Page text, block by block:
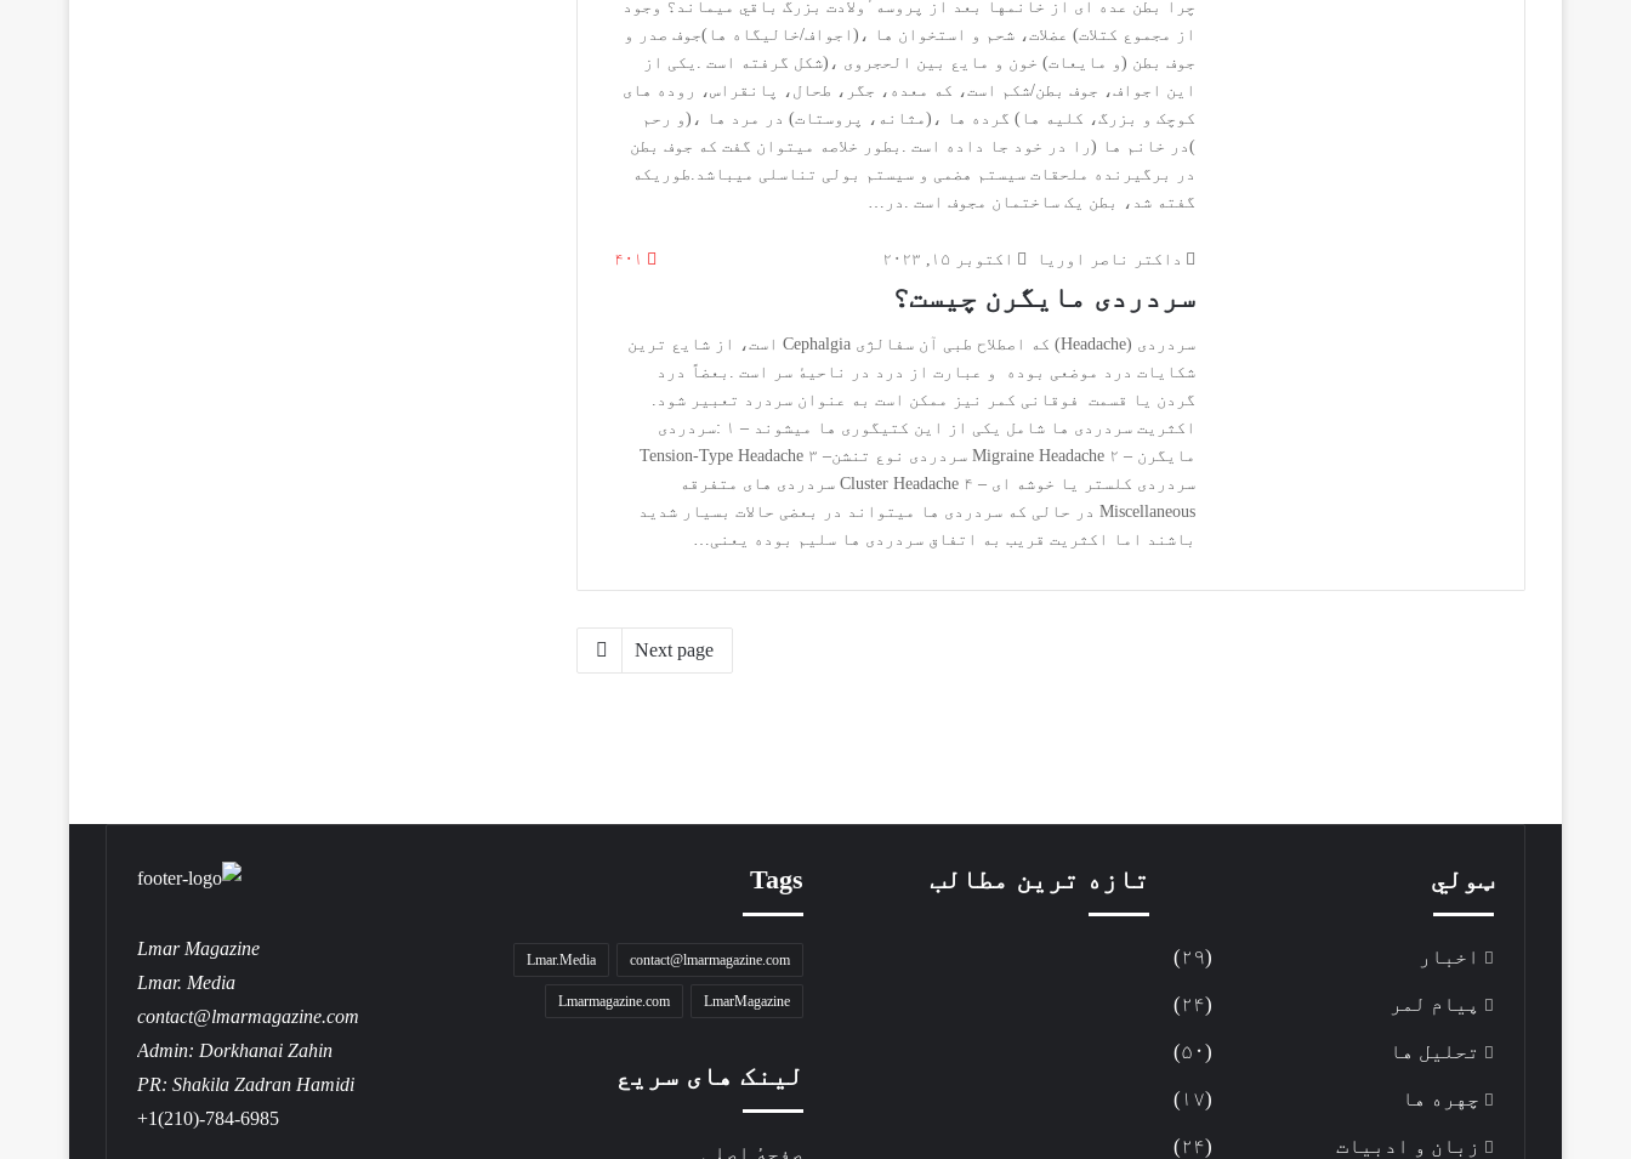
‬گفته‭ ‬شد،‭ ‬بطن‭ ‬یک‭ ‬ساختمان‭ ‬مجوف‭ ‬است‭.‬‭ ‬در‭…
داکتر ناصر اوریا اکتوبر ۱۵, ۲۰۲۳ ۴۰۱
سردردی‭ ‬مایگرن‭ ‬چیست؟
‬مایگرن‭ ‬Migraine Headache ۲‭ – ‬سردردی‭ ‬نوع‭ ‬تنشن‭ ‬Tension-Type Headache ۳‭ –
‬باشند‭ ‬اما‭ ‬اکثریت‭ ‬قریب‭ ‬به‭ ‬اتفاق‭ ‬سردردی‭ ‬ها‭ ‬سلیم‭ ‬بوده‭ ‬یعنی‭…
Next page
ټولي
اخبار (۲۹)
پیام لمر (۲۴)
تحلیل ها (۵۰)
چهره ها (۱۷)
زبان و ادبیات (۲۴)
تازه ترین مطالب Tags
contact@lmarmagazine.com
Lmar.Media
LmarMagazine
Lmarmagazine.com
لینک های سریع
صفحهٔ اصلی
Lmar Magazine
Lmar. Media
contact@lmarmagazine.com
Admin: Dorkhanai Zahin
PR: Shakila Zadran Hamidi
+1(210)-784-6985